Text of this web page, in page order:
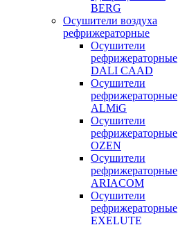
BERG
Осушители воздуха
рефрижераторные
Осушители
рефрижераторные
DALI CAAD
Осушители
рефрижераторные
ALMiG
Осушители
рефрижераторные
OZEN
Осушители
рефрижераторные
ARIACOM
Осушители
рефрижераторные
EXELUTE